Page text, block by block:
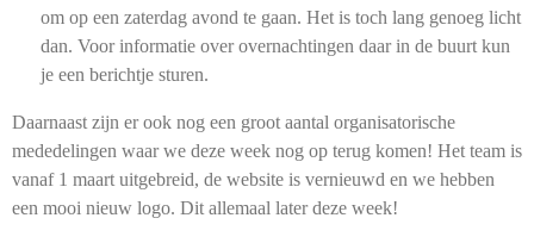
om op een zaterdag avond te gaan. Het is toch lang genoeg licht
dan. Voor informatie over overnachtingen daar in de buurt kun
je een berichtje sturen.
Daarnaast zijn er ook nog een groot aantal organisatorische
mededelingen waar we deze week nog op terug komen! Het team is
vanaf 1 maart uitgebreid, de website is vernieuwd en we hebben
een mooi nieuw logo. Dit allemaal later deze week!